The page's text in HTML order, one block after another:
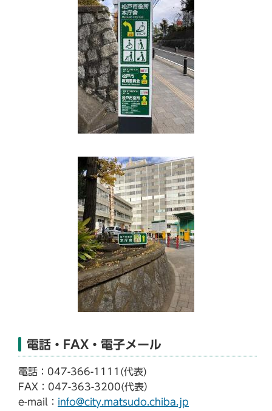
電話・FAX・電子メール
電話：047-366-1111(代表)
FAX：047-363-3200(代表）
e-mail： info@city.matsudo.chiba.jp